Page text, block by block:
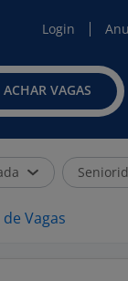
Login
ACHAR VAGAS
Vagas